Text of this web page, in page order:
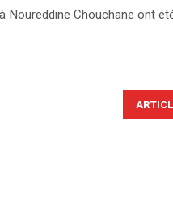
Chouchane ont